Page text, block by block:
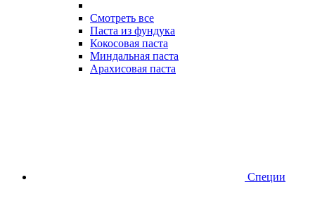
Смотреть все
Паста из фундука
Кокосовая паста
Миндальная паста
Арахисовая паста
Специи